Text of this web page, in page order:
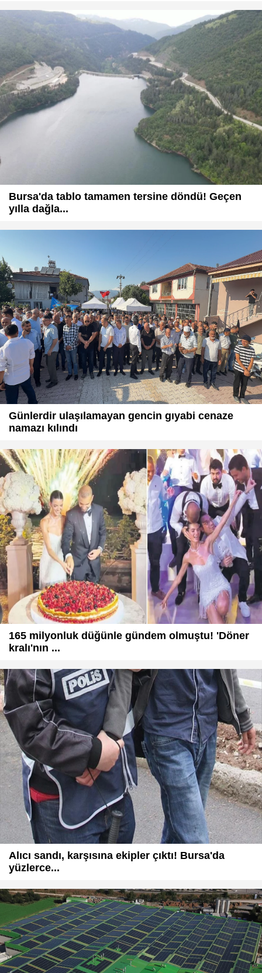
Bursa'da tablo tamamen tersine döndü! Geçen
yılla dağla...
Günlerdir ulaşılamayan gencin gıyabi cenaze
namazı kılındı
165 milyonluk düğünle gündem olmuştu! 'Döner
kralı'nın ...
Alıcı sandı, karşısına ekipler çıktı! Bursa'da
yüzlerce...